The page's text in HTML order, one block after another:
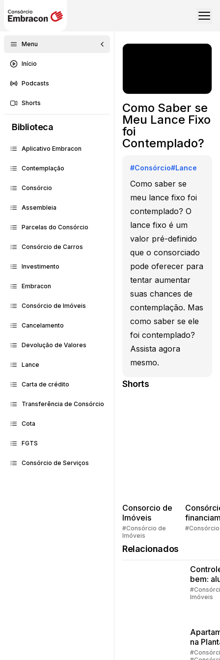
Menu
Início
Podcasts
Shorts
Biblioteca
Aplicativo Embracon
Contemplação
Consórcio
Assembleia
Parcelas do Consórcio
Consórcio de Carros
Investimento
Embracon
Consórcio de Imóveis
Cancelamento
Devolução de Valores
Lance
Carta de crédito
Transferência de Consórcio
Cota
FGTS
Consórcio de Serviços
Como Saber se
Meu Lance Fixo
foi
Contemplado?
#Consórcio#Lance
Como saber se
meu lance fixo foi
contemplado? O
lance fixo é um
valor pré-definido
que o consorciado
pode oferecer para
tentar aumentar
suas chances de
contemplação. Mas
como saber se ele
foi contemplado?
Assista agora
mesmo.
Shorts
Consorcio de
Imóveis
#Consórcio de
Imóveis
Quem
#Consórcio
Relacionados
bem:
ou casa
Imóveis
na